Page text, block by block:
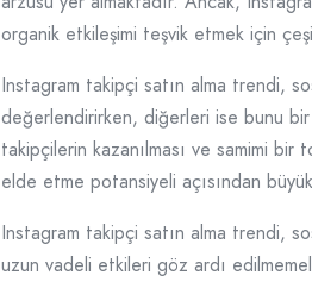
organik etkileşimi teşvik etmek için
Instagram takipçi satın alma trendi,
değerlendirirken, diğerleri ise bunu
takipçilerin kazanılması ve samimi bir
elde etme potansiyeli açısından
Instagram takipçi satın alma trendi,
uzun vadeli etkileri göz ardı